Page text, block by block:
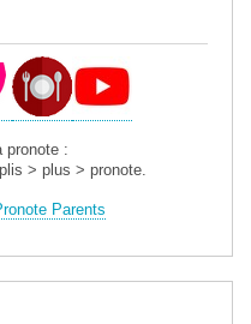
pronote :
> plus > pronote.
Parents